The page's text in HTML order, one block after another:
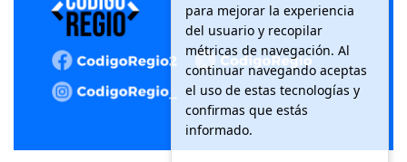
para mejorar la experiencia
del usuario y recopilar
métricas de navegación. Al
continuar navegando aceptas
el uso de estas tecnologías y
confirmas que estás
informado.